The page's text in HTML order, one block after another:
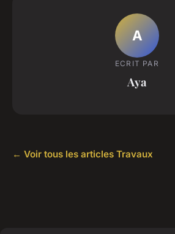
A
ECRIT PAR
Aya
← Voir tous les articles Travaux